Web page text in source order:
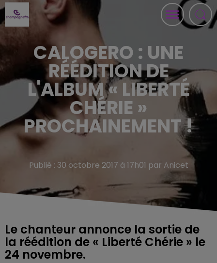
CALOGERO : UNE
RÉÉDITION DE
L'ALBUM « LIBERTÉ
CHÉRIE »
PROCHAINEMENT !
Publié : 30 octobre 2017 à 17h01 par Anicet
Le chanteur annonce la sortie de
la réédition de « Liberté Chérie » le
24 novembre.